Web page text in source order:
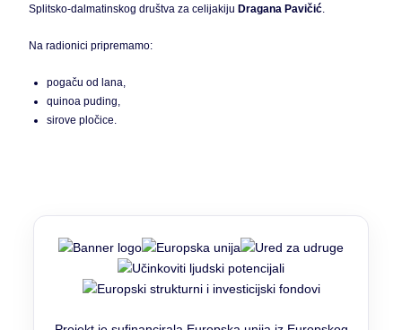
Splitsko-dalmatinskog društva za celijakiju Dragana Pavičić.
Na radionici pripremamo:
pogaču od lana,
quinoa puding,
sirove pločice.